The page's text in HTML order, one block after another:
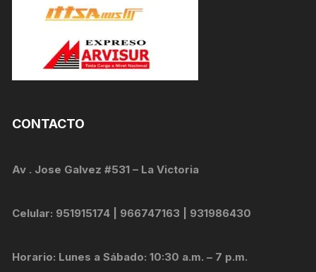
CONTACTO
Av . Jose Galvez #531 – La Victoria
Celular: 951915174 | 966747163 | 931986430
Horario: Lunes a Sábado: 10:30 a.m. – 7 p.m.